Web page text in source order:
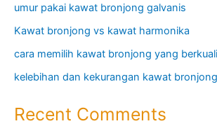
umur pakai kawat bronjong galvanis
Kawat bronjong vs kawat harmonika
cara memilih kawat bronjong yang
kelebihan dan kekurangan kawat bronjong
Recent Comments